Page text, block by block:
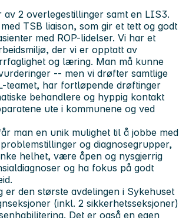
av 2 overlegestillinger samt en LIS3.
TSB liaison, som gir et tett og godt
med ROP-lidelser. Vi har et
der vi er opptatt av
og læring. Man må kunne
-- men vi drøfter samtlige
teamet, har fortløpende drøftinger
behandlere og hyppig kontakt
ute i kommunene og ved
man en unik mulighet til å jobbe med
og diagnosegrupper,
helhet, være åpen og nysgjerrig
og ha fokus på godt
er den største avdelingen i Sykehuset
(inkl. 2 sikkerhetsseksjoner)
Det er også en egen